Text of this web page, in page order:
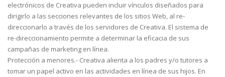
electrónicos de Creativa pueden incluir vínculos diseñados para
dirigirlo a las secciones relevantes de los sitios Web, al re-
direccionarlo a través de los servidores de Creativa. El sistema de
re-direccionamiento permite a determinar la eficacia de sus
campañas de marketing en línea.
Protección a menores.- Creativa alienta a los padres y/o tutores a
tomar un papel activo en las actividades en línea de sus hijos. En